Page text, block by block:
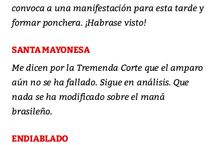
convoca a una manifestación para esta tarde y
formar ponchera. ¡Habrase visto!
SANTA MAYONESA
Me dicen por la Tremenda Corte que el amparo
aún no se ha fallado. Sigue en análisis. Que
nada se ha modificado sobre el maná
brasileño.
ENDIABLADO